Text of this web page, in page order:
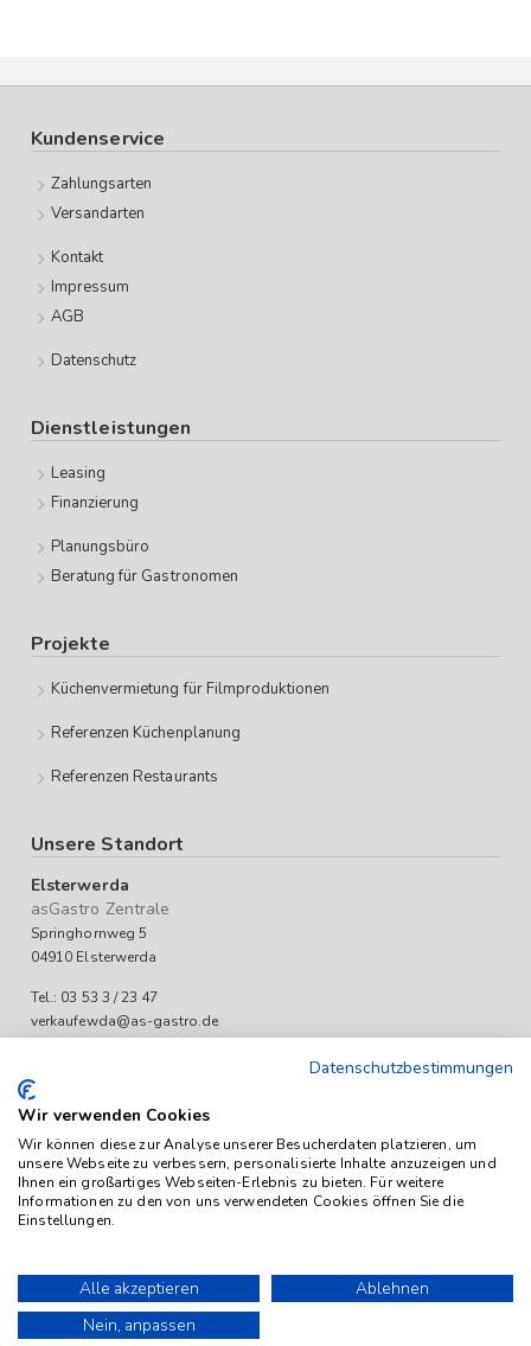
Kundenservice
Zahlungsarten
Versandarten
Kontakt
Impressum
AGB
Datenschutz
Dienstleistungen
Leasing
Finanzierung
Planungsbüro
Beratung für Gastronomen
Projekte
Küchenvermietung für Filmproduktionen
Referenzen Küchenplanung
Referenzen Restaurants
Unsere Standort
Elsterwerda
asGastro Zentrale
Springhornweg 5
04910 Elsterwerda
Tel.: 03 53 3 / 23 47
verkaufewda@as-gastro.de
Mo-Fr 09:00 bis 17:00 Uhr
Das Angebot von as-Gastro richtet sich ausschließlich an
und verstehen sich netto zzgl. geltender gesetzl. USt.
Datenschutzbestimmungen
Wir verwenden Cookies
Wir können diese zur Analyse unserer Besucherdaten platzieren, um
unsere Webseite zu verbessern, personalisierte Inhalte anzuzeigen und
Ihnen ein großartiges Webseiten-Erlebnis zu bieten. Für weitere
Informationen zu den von uns verwendeten Cookies öffnen Sie die
Einstellungen.
Alle akzeptieren
Ablehnen
Nein, anpassen